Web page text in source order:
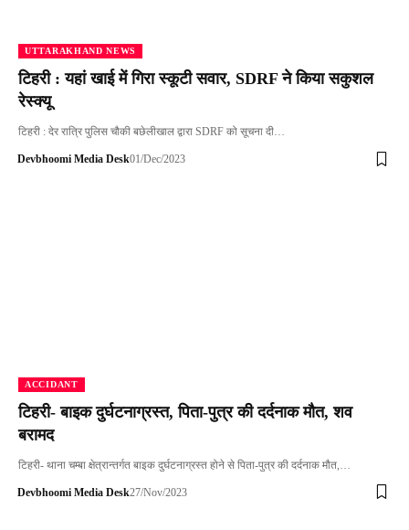
UTTARAKHAND NEWS
टिहरी : यहां खाई में गिरा स्कूटी सवार, SDRF ने किया सकुशल
रेस्क्यू
टिहरी : देर रात्रि पुलिस चौकी बछेलीखाल द्वारा SDRF को सूचना दी…
Devbhoomi Media Desk01/Dec/2023
ACCIDANT
टिहरी- बाइक दुर्घटनाग्रस्त, पिता-पुत्र की दर्दनाक मौत, शव
बरामद
टिहरी- थाना चम्बा क्षेत्रान्तर्गत बाइक दुर्घटनाग्रस्त होने से पिता-पुत्र की दर्दनाक मौत,…
Devbhoomi Media Desk27/Nov/2023